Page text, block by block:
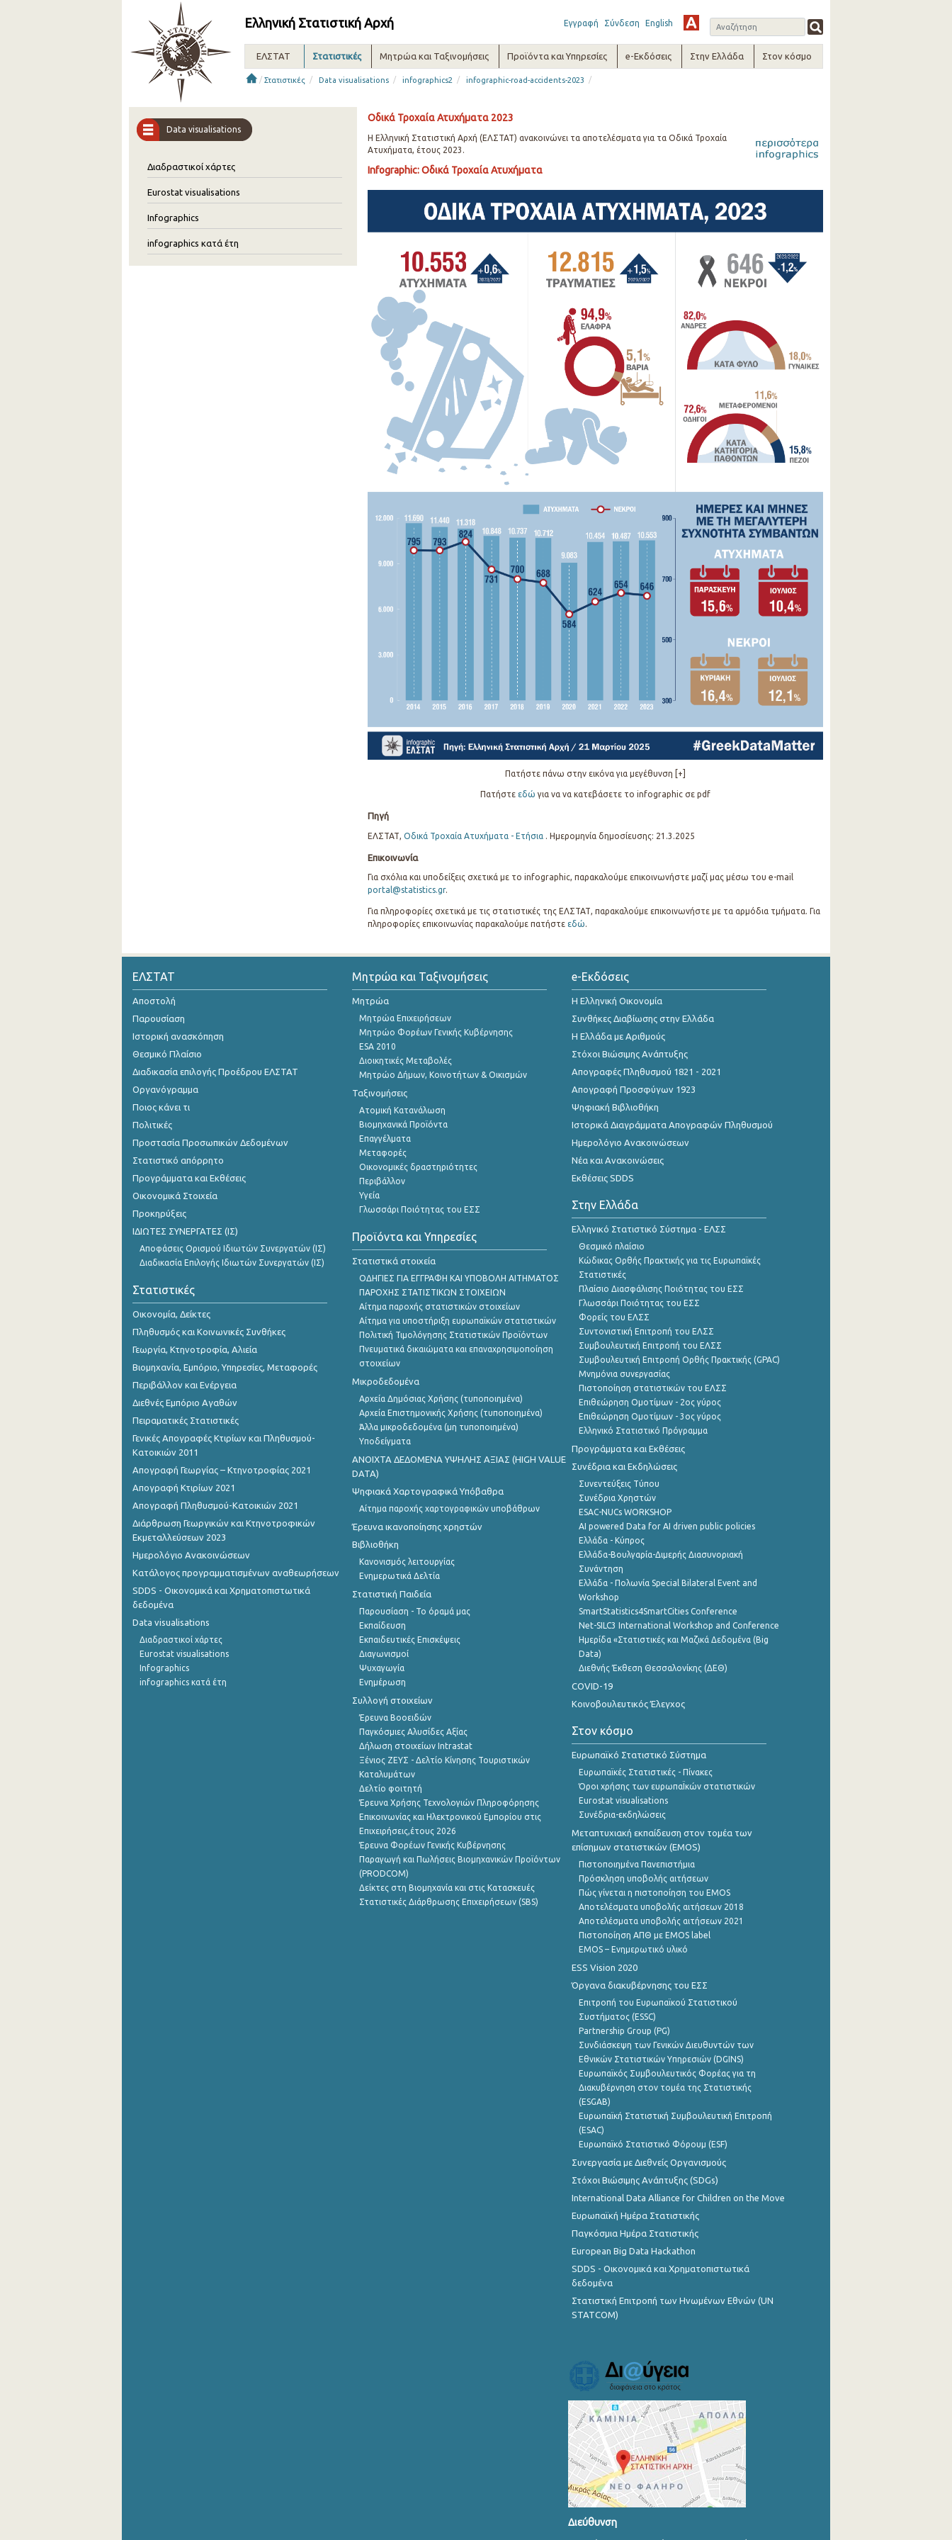
Ελληνική Στατιστική Αρχή Εγγραφή Σύνδεση English
ΕΛΣΤΑΤ Στατιστικές Μητρώα και Ταξινομήσεις Προϊόντα και Υπηρεσίες e-Εκδόσεις Στην Ελλάδα Στον κόσμο
/ Στατιστικές / Data visualisations / infographics2 / infographic-road-accidents-2023 /
Data visualisations
Διαδραστικοί χάρτες
Eurostat visualisations
Infographics
infographics κατά έτη
Οδικά Τροχαία Ατυχήματα 2023
Η Ελληνική Στατιστική Αρχή (ΕΛΣΤΑΤ) ανακοινώνει τα αποτελέσματα για τα Οδικά Τροχαία
Ατυχήματα, έτους 2023.
Infographic: Οδικά Τροχαία Ατυχήματα
Πατήστε πάνω στην εικόνα για μεγέθυνση [+]
Πατήστε εδώ για να να κατεβάσετε το infographic σε pdf
Πηγή
ΕΛΣΤΑΤ, Οδικά Τροχαία Ατυχήματα - Ετήσια . Ημερομηνία δημοσίευσης: 21.3.2025
Επικοινωνία
Για σχόλια και υποδείξεις σχετικά με το infographic, παρακαλούμε επικοινωνήστε μαζί μας μέσω του e-mail
portal@statistics.gr.
Για πληροφορίες σχετικά με τις στατιστικές της ΕΛΣΤΑΤ, παρακαλούμε επικοινωνήστε με τα αρμόδια τμήματα. Για
πληροφορίες επικοινωνίας παρακαλούμε πατήστε εδώ.
ΕΛΣΤΑΤ
Αποστολή
Παρουσίαση
Ιστορική ανασκόπηση
Θεσμικό Πλαίσιο
Διαδικασία επιλογής Προέδρου ΕΛΣΤΑΤ
Οργανόγραμμα
Ποιος κάνει τι
Πολιτικές
Προστασία Προσωπικών Δεδομένων
Στατιστικό απόρρητο
Προγράμματα και Εκθέσεις
Οικονομικά Στοιχεία
Προκηρύξεις
ΙΔΙΩΤΕΣ ΣΥΝΕΡΓΑΤΕΣ (ΙΣ)
Αποφάσεις Ορισμού Ιδιωτών Συνεργατών (ΙΣ)
Διαδικασία Επιλογής Ιδιωτών Συνεργατών (ΙΣ)
Στατιστικές
Οικονομία, Δείκτες
Πληθυσμός και Κοινωνικές Συνθήκες
Γεωργία, Κτηνοτροφία, Αλιεία
Βιομηχανία, Εμπόριο, Υπηρεσίες, Μεταφορές
Περιβάλλον και Ενέργεια
Διεθνές Εμπόριο Αγαθών
Πειραματικές Στατιστικές
Γενικές Απογραφές Κτιρίων και Πληθυσμού-
Κατοικιών 2011
Απογραφή Γεωργίας – Κτηνοτροφίας 2021
Απογραφή Κτιρίων 2021
Απογραφή Πληθυσμού-Κατοικιών 2021
Διάρθρωση Γεωργικών και Κτηνοτροφικών
Εκμεταλλεύσεων 2023
Ημερολόγιο Ανακοινώσεων
Κατάλογος προγραμματισμένων αναθεωρήσεων
SDDS - Οικονομικά και Χρηματοπιστωτικά
δεδομένα
Data visualisations
Διαδραστικοί χάρτες
Eurostat visualisations
Infographics
infographics κατά έτη
Μητρώα και Ταξινομήσεις
Μητρώα
Μητρώα Επιχειρήσεων
Μητρώο Φορέων Γενικής Κυβέρνησης
ESA 2010
Διοικητικές Μεταβολές
Μητρώο Δήμων, Κοινοτήτων & Οικισμών
Ταξινομήσεις
Ατομική Κατανάλωση
Βιομηχανικά Προϊόντα
Επαγγέλματα
Μεταφορές
Οικονομικές δραστηριότητες
Περιβάλλον
Υγεία
Γλωσσάρι Ποιότητας του ΕΣΣ
Προϊόντα και Υπηρεσίες
Στατιστικά στοιχεία
ΟΔΗΓΙΕΣ ΓΙΑ ΕΓΓΡΑΦΗ ΚΑΙ ΥΠΟΒΟΛΗ ΑΙΤΗΜΑΤΟΣ
ΠΑΡΟΧΗΣ ΣΤΑΤΙΣΤΙΚΩΝ ΣΤΟΙΧΕΙΩΝ
Αίτημα παροχής στατιστικών στοιχείων
Αίτημα για υποστήριξη ευρωπαϊκών στατιστικών
Πολιτική Τιμολόγησης Στατιστικών Προϊόντων
Πνευματικά δικαιώματα και επαναχρησιμοποίηση
στοιχείων
Μικροδεδομένα
Αρχεία Δημόσιας Χρήσης (τυποποιημένα)
Αρχεία Επιστημονικής Χρήσης (τυποποιημένα)
Άλλα μικροδεδομένα (μη τυποποιημένα)
Υποδείγματα
ANOIXTA ΔΕΔΟΜΕΝΑ ΥΨΗΛΗΣ ΑΞΙΑΣ (HIGH VALUE
DATA)
Ψηφιακά Χαρτογραφικά Υπόβαθρα
Αίτημα παροχής χαρτογραφικών υποβάθρων
Έρευνα ικανοποίησης χρηστών
Βιβλιοθήκη
Κανονισμός λειτουργίας
Ενημερωτικά Δελτία
Στατιστική Παιδεία
Παρουσίαση - Το όραμά μας
Εκπαίδευση
Εκπαιδευτικές Επισκέψεις
Διαγωνισμοί
Ψυχαγωγία
Ενημέρωση
Συλλογή στοιχείων
Έρευνα Βοοειδών
Παγκόσμιες Αλυσίδες Αξίας
Δήλωση στοιχείων Intrastat
Ξένιος ΖΕΥΣ - Δελτίο Κίνησης Τουριστικών
Καταλυμάτων
Δελτίο φοιτητή
Έρευνα Χρήσης Τεχνολογιών Πληροφόρησης
Επικοινωνίας και Ηλεκτρονικού Εμπορίου στις
Επιχειρήσεις,έτους 2026
Έρευνα Φορέων Γενικής Κυβέρνησης
Παραγωγή και Πωλήσεις Βιομηχανικών Προϊόντων
(PRODCOM)
Δείκτες στη Βιομηχανία και στις Κατασκευές
Στατιστικές Διάρθρωσης Επιχειρήσεων (SBS)
e-Εκδόσεις
Η Ελληνική Οικονομία
Συνθήκες Διαβίωσης στην Ελλάδα
Η Ελλάδα με Αριθμούς
Στόχοι Βιώσιμης Ανάπτυξης
Απογραφές Πληθυσμού 1821 - 2021
Απογραφή Προσφύγων 1923
Ψηφιακή Βιβλιοθήκη
Ιστορικά Διαγράμματα Απογραφών Πληθυσμού
Ημερολόγιο Ανακοινώσεων
Νέα και Ανακοινώσεις
Εκθέσεις SDDS
Στην Ελλάδα
Ελληνικό Στατιστικό Σύστημα - ΕΛΣΣ
Θεσμικό πλαίσιο
Κώδικας Ορθής Πρακτικής για τις Ευρωπαϊκές
Στατιστικές
Πλαίσιο Διασφάλισης Ποιότητας του ΕΣΣ
Γλωσσάρι Ποιότητας του ΕΣΣ
Φορείς του ΕΛΣΣ
Συντονιστική Επιτροπή του ΕΛΣΣ
Συμβουλευτική Επιτροπή του ΕΛΣΣ
Συμβουλευτική Επιτροπή Ορθής Πρακτικής (GPAC)
Μνημόνια συνεργασίας
Πιστοποίηση στατιστικών του ΕΛΣΣ
Επιθεώρηση Ομοτίμων - 2ος γύρος
Επιθεώρηση Ομοτίμων - 3ος γύρος
Ελληνικό Στατιστικό Πρόγραμμα
Προγράμματα και Εκθέσεις
Συνέδρια και Εκδηλώσεις
Συνεντεύξεις Τύπου
Συνέδρια Χρηστών
ESAC-NUCs WORKSHOP
AI powered Data for AI driven public policies
Ελλάδα - Κύπρος
Ελλάδα-Βουλγαρία-Διμερής Διασυνοριακή
Συνάντηση
Ελλάδα - Πολωνία Special Bilateral Event and
Workshop
SmartStatistics4SmartCities Conference
Net-SILC3 International Workshop and Conference
Ημερίδα «Στατιστικές και Μαζικά Δεδομένα (Big
Data)
Διεθνής Έκθεση Θεσσαλονίκης (ΔΕΘ)
COVID-19
Κοινοβουλευτικός Έλεγχος
Στον κόσμο
Ευρωπαϊκό Στατιστικό Σύστημα
Ευρωπαϊκές Στατιστικές - Πίνακες
Όροι χρήσης των ευρωπαΪκών στατιστικών
Eurostat visualisations
Συνέδρια-εκδηλώσεις
Μεταπτυχιακή εκπαίδευση στον τομέα των
επίσημων στατιστικών (EMOS)
Πιστοποιημένα Πανεπιστήμια
Πρόσκληση υποβολής αιτήσεων
Πώς γίνεται η πιστοποίηση του EMOS
Αποτελέσματα υποβολής αιτήσεων 2018
Αποτελέσματα υποβολής αιτήσεων 2021
Πιστοποίηση ΑΠΘ με EMOS label
EMOS – Ενημερωτικό υλικό
ESS Vision 2020
Όργανα διακυβέρνησης του ΕΣΣ
Επιτροπή του Ευρωπαϊκού Στατιστικού
Συστήματος (ESSC)
Partnership Group (PG)
Συνδιάσκεψη των Γενικών Διευθυντών των
Εθνικών Στατιστικών Υπηρεσιών (DGINS)
Ευρωπαϊκός Συμβουλευτικός Φορέας για τη
Διακυβέρνηση στον τομέα της Στατιστικής
(ESGAB)
Ευρωπαϊκή Στατιστική Συμβουλευτική Επιτροπή
(ESAC)
Ευρωπαϊκό Στατιστικό Φόρουμ (ESF)
Συνεργασία με Διεθνείς Οργανισμούς
Στόχοι Βιώσιμης Ανάπτυξης (SDGs)
International Data Alliance for Children on the Move
Ευρωπαϊκή Ημέρα Στατιστικής
Παγκόσμια Ημέρα Στατιστικής
European Big Data Hackathon
SDDS - Οικονομικά και Χρηματοπιστωτικά
δεδομένα
Στατιστική Επιτροπή των Ηνωμένων Εθνών (UN
STATCOM)
Διεύθυνση